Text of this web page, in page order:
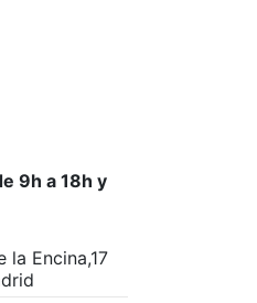
9h a 18h y
la Encina,17